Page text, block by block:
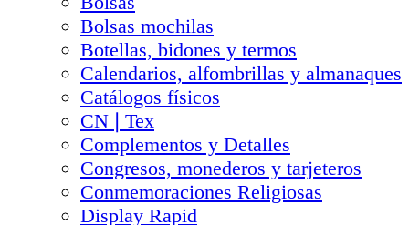
Bolsas mochilas
Botellas, bidones y termos
Calendarios, alfombrillas y almanaques
Catálogos físicos
CN❘Tex
Complementos y Detalles
Congresos, monederos y tarjeteros
Conmemoraciones Religiosas
Display Rapid